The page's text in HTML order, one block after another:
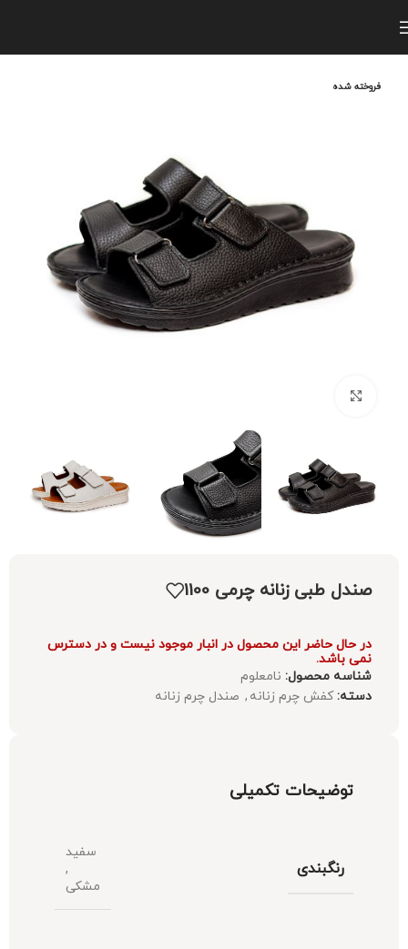
فروخته شده
صندل طبی زنانه چرمی 1100
در حال حاضر این محصول در انبار موجود نیست و در دسترس
نمی باشد.
شناسه محصول: نامعلوم
دسته: کفش چرم زنانه , صندل چرم زنانه
توضیحات تکمیلی
رنگبندی
سفید
,
مشکی